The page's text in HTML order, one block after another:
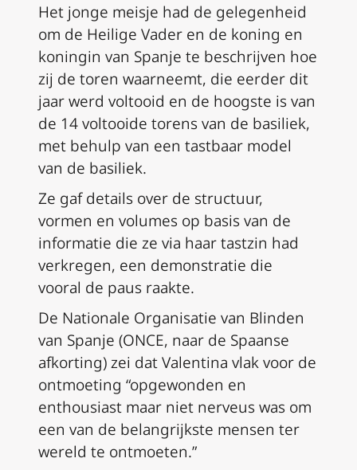
Het jonge meisje had de gelegenheid
om de Heilige Vader en de koning en
koningin van Spanje te beschrijven hoe
zij de toren waarneemt, die eerder dit
jaar werd voltooid en de hoogste is van
de 14 voltooide torens van de basiliek,
met behulp van een tastbaar model
van de basiliek.
Ze gaf details over de structuur,
vormen en volumes op basis van de
informatie die ze via haar tastzin had
verkregen, een demonstratie die
vooral de paus raakte.
De Nationale Organisatie van Blinden
van Spanje (ONCE, naar de Spaanse
afkorting) zei dat Valentina vlak voor de
ontmoeting “opgewonden en
enthousiast maar niet nerveus was om
een van de belangrijkste mensen ter
wereld te ontmoeten.”